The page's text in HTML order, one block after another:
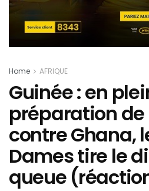
Home AFRIQUE
Guinée : en
préparation
contre Ghana,
Dames tire le
queue